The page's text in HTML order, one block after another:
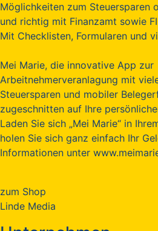
Möglichkeiten zum Steuersparen
und richtig mit Finanzamt sowie
Mit Checklisten, Formularen und
Mei Marie, die innovative App zur
Arbeitnehmerveranlagung mit
Steuersparen und mobiler
zugeschnitten auf Ihre
Laden Sie sich „Mei Marie“ in
holen Sie sich ganz einfach Ihr
Informationen unter
zum Shop
Linde Media